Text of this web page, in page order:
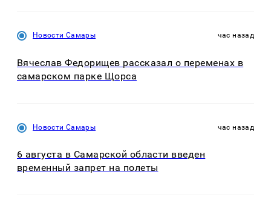
Новости Самары час назад
Вячеслав Федорищев рассказал о переменах в
самарском парке Щорса
Новости Самары час назад
6 августа в Самарской области введен
временный запрет на полеты